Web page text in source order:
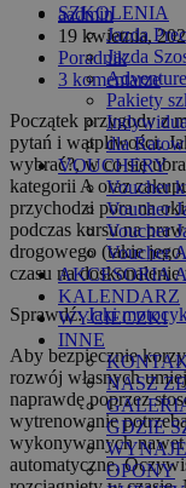
SZKOLENIA
Jazda
Jazda
Adventure
Pakiety
dla
VOUCHERY
Voucher
Voucher
Voucher
Voucher
AKCESORIA
KALENDARZ
WYCIECZKI
INNE
NASZ
GDZIE
OPONY
Post
author:
aadmin
Post
published:
19 kwietnia,
Post
category:
Poradnik
Post
comments:
3 komentarze
Początek przygody z
pytań i wątpliwości.
wybrać?, w co się
kategorii A oraz
przychodzi pora na
podczas kursu na
drogowego (takie jego
czasu na
Sprawdź:Jaki
Aby bezpiecznie
rozwój własnych
naprawdę poprzez
wytrenowanie
wykonywanych nawet
automatyczne.